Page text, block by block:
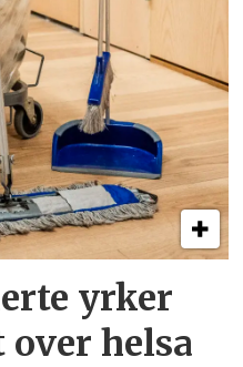
yrker
over helsa